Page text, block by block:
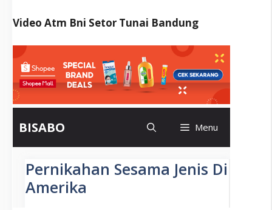
Video Atm Bni Setor Tunai Bandung